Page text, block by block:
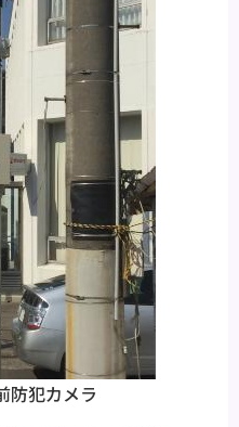
防犯カメラ